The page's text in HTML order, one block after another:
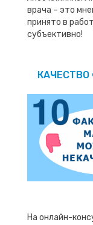
врача – это
принято в
субъективно!
На онлайн-